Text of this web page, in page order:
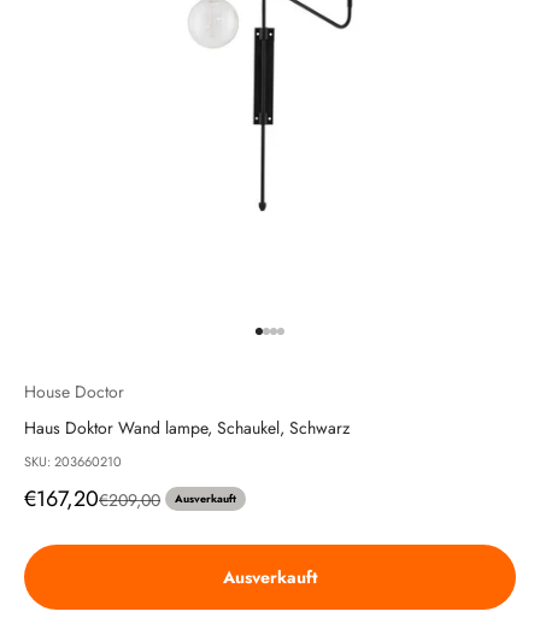
House Doctor
Haus Doktor Wand lampe, Schaukel, Schwarz
SKU: 203660210
Angebot
€167,20Regulärer Preis
€209,00 Ausverkauft
Ausverkauft